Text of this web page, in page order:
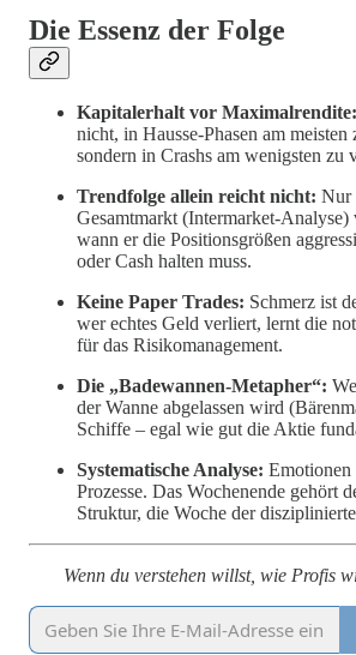
Die Essenz der Folge
Kapitalerhalt vor Maximalrendite:
nicht, in Hausse-Phasen am meisten
sondern in Crashs am wenigsten zu
Trendfolge allein reicht nicht: Nur
Gesamtmarkt (Intermarket-Analyse)
wann er die Positionsgrößen
oder Cash halten muss.
Keine Paper Trades: Schmerz ist
wer echtes Geld verliert, lernt die
für das Risikomanagement.
Die „Badewannen-Metapher“:
der Wanne abgelassen wird
Schiffe – egal wie gut die Aktie
Systematische Analyse: Emotionen
Prozesse. Das Wochenende gehört
Struktur, die Woche der
Wenn du verstehen willst, wie Profis